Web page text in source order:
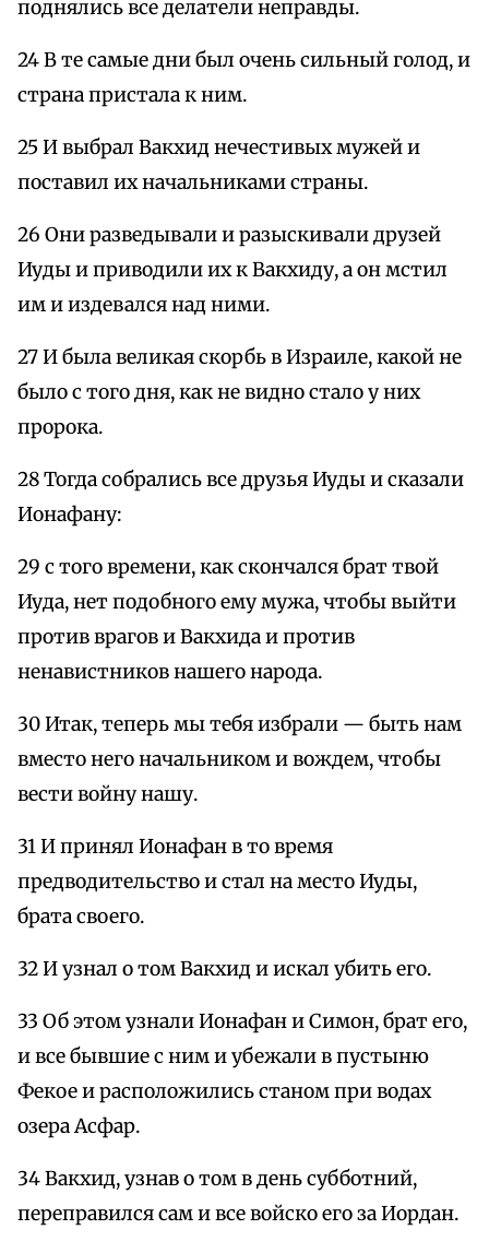
поднялись все делатели неправды.
24 В те самые дни был очень сильный голод, и
страна пристала к ним.
25 И выбрал Вакхид нечестивых мужей и
поставил их начальниками страны.
26 Они разведывали и разыскивали друзей
Иуды и приводили их к Вакхиду, а он мстил
им и издевался над ними.
27 И была великая скорбь в Израиле, какой не
было с того дня, как не видно стало у них
пророка.
28 Тогда собрались все друзья Иуды и сказали
Ионафану:
29 с того времени, как скончался брат твой
Иуда, нет подобного ему мужа, чтобы выйти
против врагов и Вакхида и против
ненавистников нашего народа.
30 Итак, теперь мы тебя избрали — быть нам
вместо него начальником и вождем, чтобы
вести войну нашу.
31 И принял Ионафан в то время
предводительство и стал на место Иуды,
брата своего.
32 И узнал о том Вакхид и искал убить его.
33 Об этом узнали Ионафан и Симон, брат его,
и все бывшие с ним и убежали в пустыню
Фекое и расположились станом при водах
озера Асфар.
34 Вакхид, узнав о том в день субботний,
переправился сам и все войско его за Иордан.